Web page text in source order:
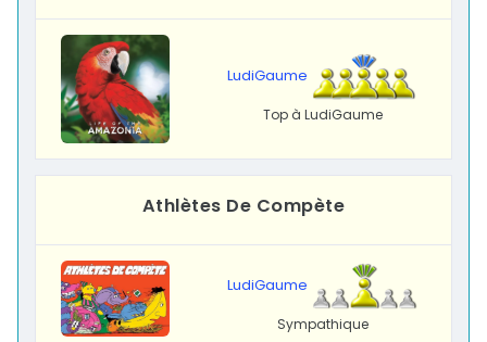
LudiGaume
Top à LudiGaume
Athlètes De Compète
LudiGaume
Sympathique